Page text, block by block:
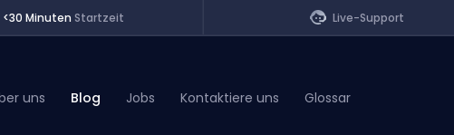
<30 Minuten Startzeit Live-Support
uns Blog Jobs Kontaktiere uns Glossar